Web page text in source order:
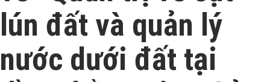
lún đất và quản lý
nước dưới đất tại